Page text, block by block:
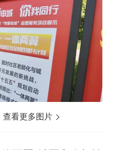
查看更多图片